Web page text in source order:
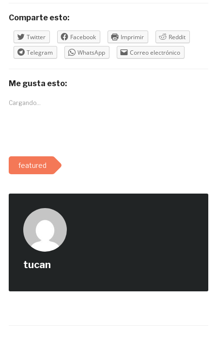
Comparte esto:
Twitter Facebook Imprimir
Reddit
Telegram
WhatsApp Correo electrónico
Me gusta esto:
Cargando...
featured
tucan